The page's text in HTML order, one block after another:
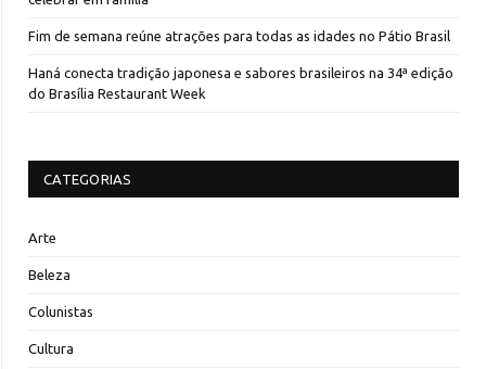
Fim de semana reúne atrações para todas as idades no Pátio Brasil
Haná conecta tradição japonesa e sabores brasileiros na 34ª edição
do Brasília Restaurant Week
CATEGORIAS
Arte
Beleza
Colunistas
Cultura